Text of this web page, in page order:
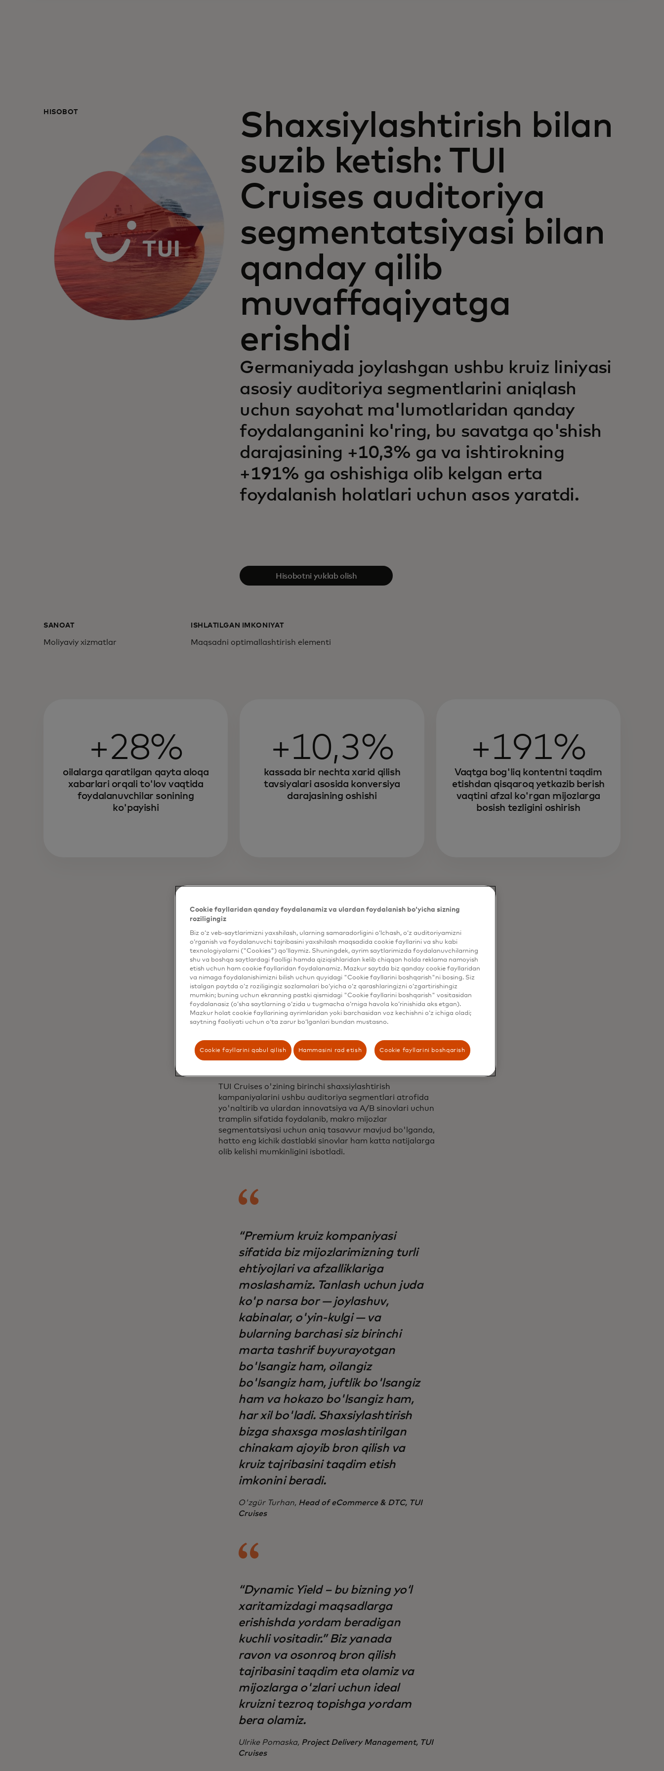
HISOBOT
Shaxsiylashtirish bilan
suzib ketish: TUI
Cruises auditoriya
segmentatsiyasi bilan
qanday qilib
muvaffaqiyatga
erishdi
Germaniyada joylashgan ushbu kruiz liniyasi
asosiy auditoriya segmentlarini aniqlash
uchun sayohat ma'lumotlaridan qanday
foydalanganini ko'ring, bu savatga qo'shish
darajasining +10,3% ga va ishtirokning
+191% ga oshishiga olib kelgan erta
foydalanish holatlari uchun asos yaratdi.
Hisobotni yuklab olish
SANOAT
Moliyaviy xizmatlar
ISHLATILGAN IMKONIYAT
Maqsadni optimallashtirish elementi
+28%
oilalarga qaratilgan qayta aloqa
xabarlari orqali to'lov vaqtida
foydalanuvchilar sonining
ko'payishi
+10,3%
kassada bir nechta xarid qilish
tavsiyalari asosida konversiya
darajasining oshishi
+191%
Vaqtga bog'liq kontentni taqdim
etishdan qisqaroq yetkazib berish
vaqtini afzal ko'rgan mijozlarga
bosish tezligini oshirish
Kirish
Germaniyada joylashgan va 2008-yilda Royal Caribbean
Cruises Ltd va TUI AG bilan qo'shma korxona sifatida
tashkil etilgan TUI Cruises yil davomida yuzlab dunyo
bo'ylab sayohatlarni amalga oshiradi. Turli xil
sarguzashtlar taklif etilayotganligi sababli, biznes uchun
qiyinchilik iste'molchilar bazasining xilma-xil afzalliklarini
aniqlash va ularga xizmat ko'rsatishdir.
TUI Cruises 2022-yilda Dynamic Yield bilan
kompaniyaning mavjud sayohat paketlariga mos keladigan
ma'lum sayohat ma'lumotlariga asoslanib, asosiy
TUI Cruises o'zining birinchi shaxsiylashtirish
kampaniyalarini ushbu auditoriya segmentlari atrofida
yo'naltirib va ulardan innovatsiya va A/B sinovlari uchun
tramplin sifatida foydalanib, makro mijozlar
segmentatsiyasi uchun aniq tasavvur mavjud bo'lganda,
hatto eng kichik dastlabki sinovlar ham katta natijalarga
olib kelishi mumkinligini isbotladi.
“Premium kruiz kompaniyasi
sifatida biz mijozlarimizning turli
ehtiyojlari va afzalliklariga
moslashamiz. Tanlash uchun juda
ko'p narsa bor — joylashuv,
kabinalar, o'yin-kulgi — va
bularning barchasi siz birinchi
marta tashrif buyurayotgan
bo'lsangiz ham, oilangiz
bo'lsangiz ham, juftlik bo'lsangiz
ham va hokazo bo'lsangiz ham,
har xil bo'ladi. Shaxsiylashtirish
bizga shaxsga moslashtirilgan
chinakam ajoyib bron qilish va
kruiz tajribasini taqdim etish
imkonini beradi.
O'zgür Turhan, Head of eCommerce & DTC, TUI
Cruises
“Dynamic Yield – bu bizning yoʻl
xaritamizdagi maqsadlarga
erishishda yordam beradigan
kuchli vositadir.” Biz yanada
ravon va osonroq bron qilish
tajribasini taqdim eta olamiz va
mijozlarga o'zlari uchun ideal
kruizni tezroq topishga yordam
bera olamiz.
Ulrike Pomaska, Project Delivery Management, TUI
Cruises
Cookie fayllaridan qanday foydalanamiz va ulardan foydalanish bo‘yicha sizning
roziligingiz
Biz o‘z veb-saytlarimizni yaxshilash, ularning samaradorligini o‘lchash, o‘z auditoriyamizni
o‘rganish va foydalanuvchi tajribasini yaxshilash maqsadida cookie fayllarini va shu kabi
texnologiyalarni ("Cookies") qo‘llaymiz. Shuningdek, ayrim saytlarimizda foydalanuvchilarning
shu va boshqa saytlardagi faolligi hamda qiziqishlaridan kelib chiqqan holda reklama namoyish
etish uchun ham cookie fayllaridan foydalanamiz. Mazkur saytda biz qanday cookie fayllaridan
va nimaga foydalanishimizni bilish uchun quyidagi "Cookie fayllarini boshqarish"ni bosing. Siz
istalgan paytda o‘z roziligingiz sozlamalari bo‘yicha o‘z qarashlaringizni o‘zgartirishingiz
mumkin; buning uchun ekranning pastki qismidagi "Cookie fayllarini boshqarish" vositasidan
foydalanasiz (o‘sha saytlarning o‘zida u tugmacha o‘rniga havola ko‘rinishida aks etgan).
Mazkur holat cookie fayllarining ayrimlaridan yoki barchasidan voz kechishni o‘z ichiga oladi;
saytning faoliyati uchun o‘ta zarur bo‘lganlari bundan mustasno.
Cookie fayllarini qabul qilish Hammasini rad etish Cookie fayllarini boshqarish